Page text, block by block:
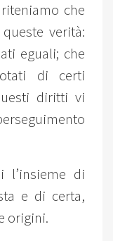
che
verità:
eguali; che
di certi
diritti vi
l’insieme di
e di certa,
origini.